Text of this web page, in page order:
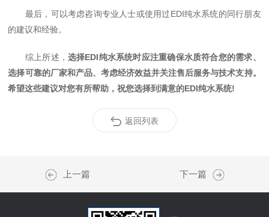
最后，可以考虑咨询专业人士或使用过EDI纯水系统的同行朋友
的建议和经验。
综上所述， 选择EDI纯水系统时应注重确保水质符合您的需求、
选择可靠的厂家和产品、考虑经济效益并关注售后服务与技术支持。
希望这些建议对您有所帮助，祝您选择到满意的EDI纯水系统!
返回列表
上一篇 下一篇